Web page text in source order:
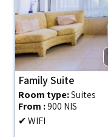
Family Suite
Room type:Suites
From :900 NIS
✔ WIFI